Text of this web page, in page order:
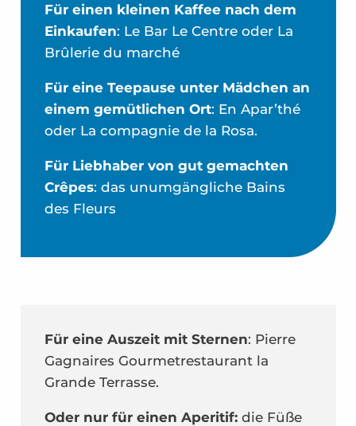
Für einen kleinen Kaffee nach dem
Einkaufen: Le Bar Le Centre oder La
Brûlerie du marché
Für eine Teepause unter Mädchen an
einem gemütlichen Ort: En Apar’thé
oder La compagnie de la Rosa.
Für Liebhaber von gut gemachten
Crêpes: das unumgängliche Bains
des Fleurs
Für eine Auszeit mit Sternen: Pierre
Gagnaires Gourmetrestaurant la
Grande Terrasse.
Oder nur für einen Aperitif:die Füße